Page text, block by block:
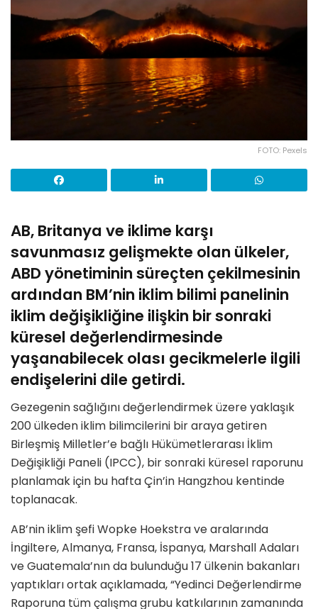
FOTO: Pexels
AB, Britanya ve iklime karşı
savunmasız gelişmekte olan ülkeler,
ABD yönetiminin süreçten çekilmesinin
ardından BM’nin iklim bilimi panelinin
iklim değişikliğine ilişkin bir sonraki
küresel değerlendirmesinde
yaşanabilecek olası gecikmelerle ilgili
endişelerini dile getirdi.
Gezegenin sağlığını değerlendirmek üzere yaklaşık
200 ülkeden iklim bilimcilerini bir araya getiren
Birleşmiş Milletler’e bağlı Hükümetlerarası İklim
Değişikliği Paneli (IPCC), bir sonraki küresel raporunu
planlamak için bu hafta Çin’in Hangzhou kentinde
toplanacak.
AB’nin iklim şefi Wopke Hoekstra ve aralarında
İngiltere, Almanya, Fransa, İspanya, Marshall Adaları
ve Guatemala’nın da bulunduğu 17 ülkenin bakanları
yaptıkları ortak açıklamada, “Yedinci Değerlendirme
Raporuna tüm çalışma grubu katkılarının zamanında